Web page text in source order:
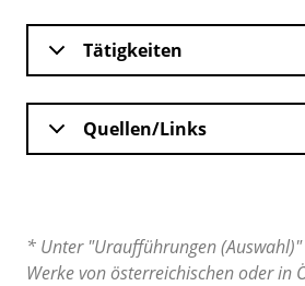
Tätigkeiten
Quellen/Links
* Unter "Uraufführungen
Werke von österreichischen oder in